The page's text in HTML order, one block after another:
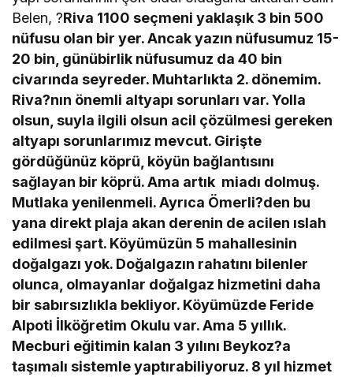
Belen, ?Riva 1100 seçmeni yaklaşık 3 bin 500
nüfusu olan bir yer. Ancak yazın nüfusumuz 15-
20 bin, günübirlik nüfusumuz da 40 bin
civarında seyreder. Muhtarlıkta 2. dönemim.
Riva?nın önemli altyapı sorunları var. Yolla
olsun, suyla ilgili olsun acil çözülmesi gereken
altyapı sorunlarımız mevcut. Girişte
gördüğünüz köprü, köyün bağlantısını
sağlayan bir köprü. Ama artık miadı dolmuş.
Mutlaka yenilenmeli. Ayrıca Ömerli?den bu
yana direkt plaja akan derenin de acilen ıslah
edilmesi şart. Köyümüzün 5 mahallesinin
doğalgazı yok. Doğalgazın rahatını bilenler
olunca, olmayanlar doğalgaz hizmetini daha
bir sabırsızlıkla bekliyor. Köyümüzde Feride
Alpoti İlköğretim Okulu var. Ama 5 yıllık.
Mecburi eğitimin kalan 3 yılını Beykoz?a
taşımalı sistemle yaptırabiliyoruz. 8 yıl hizmet